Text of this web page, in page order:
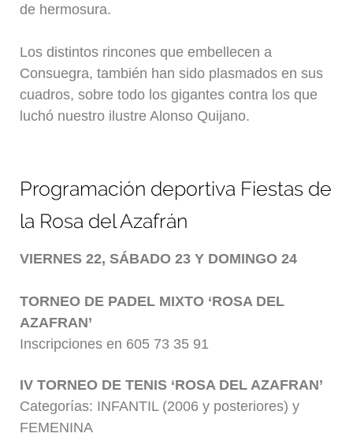
de hermosura.
Los distintos rincones que embellecen a
Consuegra, también han sido plasmados en sus
cuadros, sobre todo los gigantes contra los que
luchó nuestro ilustre Alonso Quijano.
Programación deportiva Fiestas de
la Rosa del Azafrán
VIERNES 22, SÁBADO 23 Y DOMINGO 24
TORNEO DE PADEL MIXTO ‘ROSA DEL
AZAFRAN’
Inscripciones en 605 73 35 91
IV TORNEO DE TENIS ‘ROSA DEL AZAFRAN’
Categorías: INFANTIL (2006 y posteriores) y
FEMENINA